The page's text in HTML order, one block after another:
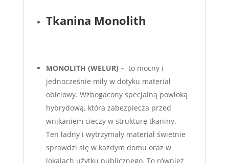
Tkanina Monolith
MONOLITH (WELUR) – to mocny i
jednocześnie miły w dotyku materiał
obiciowy. Wzbogacony specjalną powłoką
hybrydową, która zabezpiecza przed
wnikaniem cieczy w strukturę tkaniny.
Ten ładny i wytrzymały materiał świetnie
sprawdzi się w każdym domu oraz w
lokalach użytku publicznego. To również